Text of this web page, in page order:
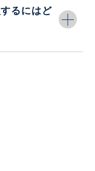
るにはど